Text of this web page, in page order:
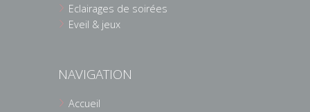
Eclairages de soirées
Eveil & jeux
NAVIGATION
Accueil